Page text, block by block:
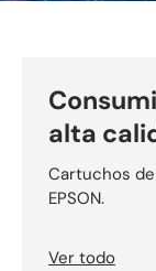
alta
Cartuchos
EPSON.
Ver todo